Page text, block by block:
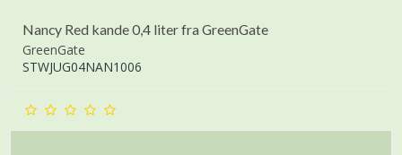
Nancy Red kande 0,4 liter fra GreenGate
GreenGate
STWJUG04NAN1006